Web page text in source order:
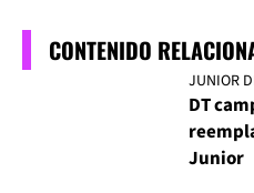
CONTENIDO
JUNIOR
DT
Junior